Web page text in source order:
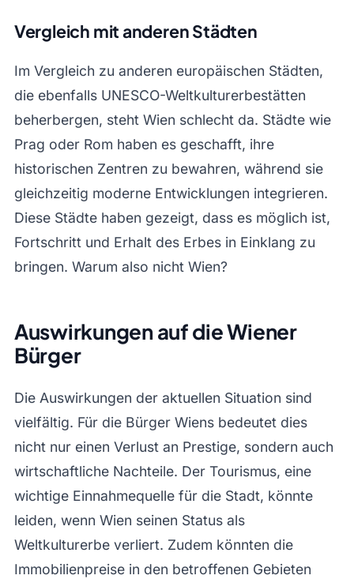
Vergleich mit anderen Städten
Im Vergleich zu anderen europäischen Städten,
die ebenfalls UNESCO-Weltkulturerbestätten
beherbergen, steht Wien schlecht da. Städte wie
Prag oder Rom haben es geschafft, ihre
historischen Zentren zu bewahren, während sie
gleichzeitig moderne Entwicklungen integrieren.
Diese Städte haben gezeigt, dass es möglich ist,
Fortschritt und Erhalt des Erbes in Einklang zu
bringen. Warum also nicht Wien?
Auswirkungen auf die Wiener
Bürger
Die Auswirkungen der aktuellen Situation sind
vielfältig. Für die Bürger Wiens bedeutet dies
nicht nur einen Verlust an Prestige, sondern auch
wirtschaftliche Nachteile. Der Tourismus, eine
wichtige Einnahmequelle für die Stadt, könnte
leiden, wenn Wien seinen Status als
Weltkulturerbe verliert. Zudem könnten die
Immobilienpreise in den betroffenen Gebieten